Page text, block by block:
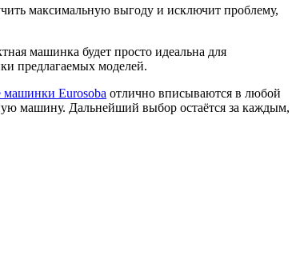
максимальную выгоду и исключит проблему,
машинка будет просто идеальна для
предлагаемых моделей.
машинки Eurosoba отлично вписываются в любой
машину. Дальнейший выбор остаётся за каждым,